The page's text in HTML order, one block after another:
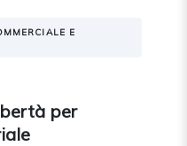
E
per